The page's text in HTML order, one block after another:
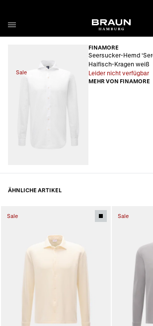
Sale
FINAMORE
Seersucker-Hemd
Haifisch-Kragen weiß
Leider nicht verfügbar
MEHR VON FINAMORE
ÄHNLICHE ARTIKEL
Sale Sale